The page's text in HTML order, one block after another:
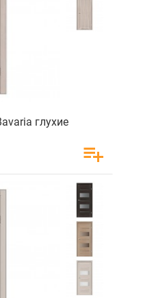
глухие